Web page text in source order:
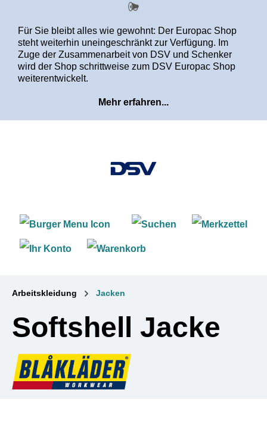
Für Sie bleibt alles wie gewohnt: Der Europac Shop
steht weiterhin uneingeschränkt zur Verfügung. Im
Zuge der Zusammenarbeit von DSV und Schenker
wird der Shop schrittweise zum DSV Europac Shop
weiterentwickelt.
Mehr erfahren...
Arbeitskleidung Jacken
Softshell Jacke